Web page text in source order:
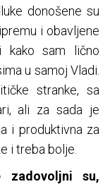
donošene su
i obavljene
kako sam lično
u samoj Vladi.
stranke, sa
ali za sada je
i produktivna za
i treba bolje.
zadovoljni su,